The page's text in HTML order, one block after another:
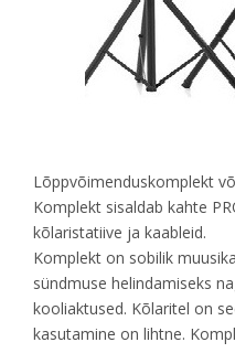
Lõppvõimenduskomplekt
Komplekt sisaldab kahte
kõlaristatiive ja kaableid.
Komplekt on sobilik
sündmuse helindamiseks
kooliaktused. Kõlaritel on
kasutamine on lihtne.